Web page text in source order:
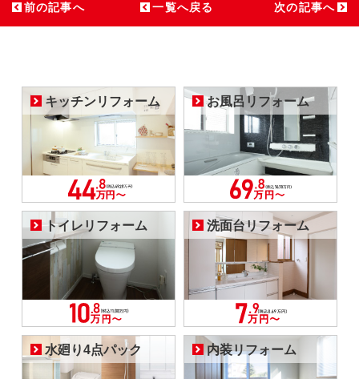
前の記事へ 一覧へ戻る 次の記事へ
キッチンリフォーム お風呂リフォーム
トイレリフォーム 洗面台リフォーム
水廻り4点パック 内装リフォーム